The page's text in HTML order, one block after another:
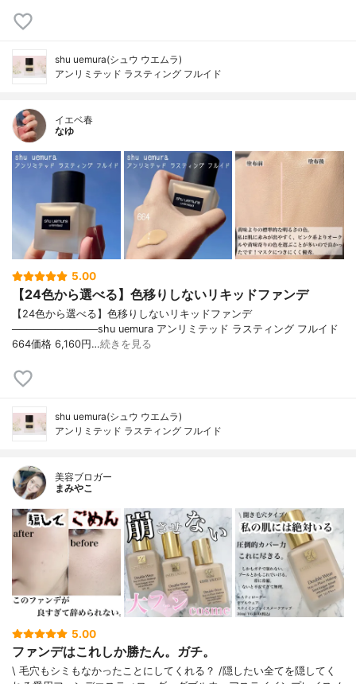
shu uemura(シュウ ウエムラ)
アンリミテッド ラスティング フルイド
イエベ春
なゆ
5.00
【24色から選べる】色移りしないリキッドファンデ
【24色から選べる】色移りしないリキッドファンデ
────────────shu uemura アンリミテッド ラスティング フルイド
664価格 6,160円…続きを見る
shu uemura(シュウ ウエムラ)
アンリミテッド ラスティング フルイド
美容ブロガー
まみやこ
5.00
ファンデはこれしか勝たん。ガチ。
\ 毛穴もシミもなかったことにしてくれる？ /⁡⁡隠したい全てを隠してく